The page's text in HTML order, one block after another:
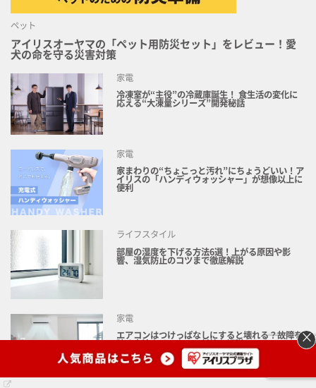
×
ペット
アイリスオーヤマの「ペット用防災セット」をレビュー！愛
犬の命を守る災害対策
家電
冷凍室が“主役”の冷蔵庫誕生！ 食生活の変化に
応える“大凍量シリーズ”開発秘話
家電
家まわりの“ちょこっと汚れ”にちょうどいい！ア
イリスの「ハンディウォッシャー」が想像以上に
便利
ライフスタイル
部屋の湿度を下げる方法6選！上がる原因や影
響、湿気防止のコツまで徹底解説
家電
エアコンはつけっぱなしにすると壊れる？故障を
防ぐ方法やリスクへの対策を解説